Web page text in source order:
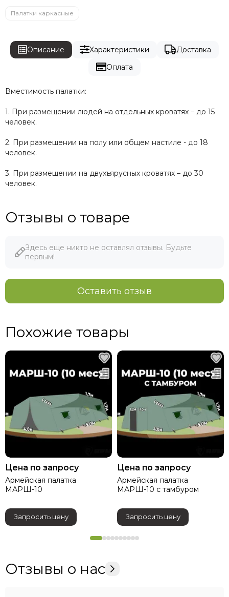
Палатки каркасные
Описание Характеристики
Доставка
Оплата
Вместимость палатки:
1. При размещении людей на отдельных кроватях – до 15
человек.
2. При размещении на полу или общем настиле - до 18
человек.
3. При размещении на двухъярусных кроватях – до 30
человек.
Отзывы о товаре
Здесь еще никто не оставлял отзывы. Будьте
первым!
Оставить отзыв
Похожие товары
Цена по запросу
Армейская палатка
МАРШ-10
Запросить цену
Цена по запросу
Армейская палатка
МАРШ-10 с тамбуром
Запросить цену
Отзывы о нас